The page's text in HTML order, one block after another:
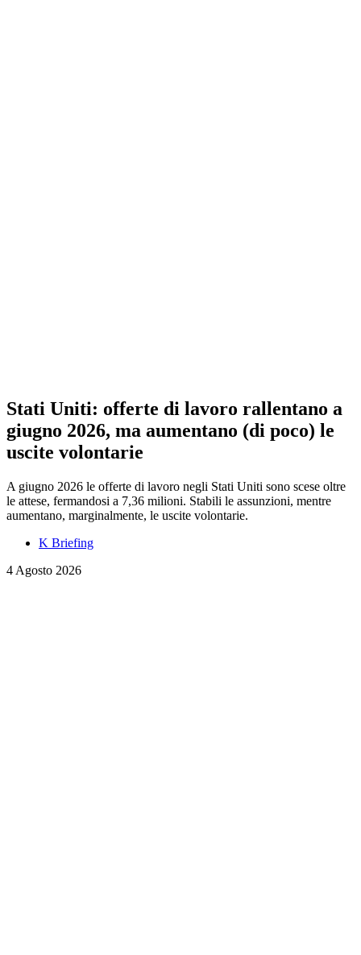
Stati Uniti: offerte di lavoro rallentano a
giugno 2026, ma aumentano (di poco) le
uscite volontarie
A giugno 2026 le offerte di lavoro negli Stati Uniti sono scese oltre
le attese, fermandosi a 7,36 milioni. Stabili le assunzioni, mentre
aumentano, marginalmente, le uscite volontarie.
K Briefing
4 Agosto 2026